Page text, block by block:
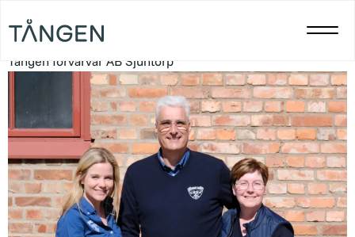
Dag:
Tången förvärvar AB Sjuntorp